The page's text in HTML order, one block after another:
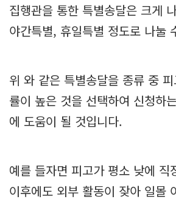
집행관을 통한 특별송달은 크게
야간특별, 휴일특별 정도로 나눌
위 와 같은 특별송달을 종류 중
률이 높은 것을 선택하여 신청하
에 도움이 될 것입니다.
예를 들자면 피고가 평소 낮에 직
이후에도 외부 활동이 잦아 일몰